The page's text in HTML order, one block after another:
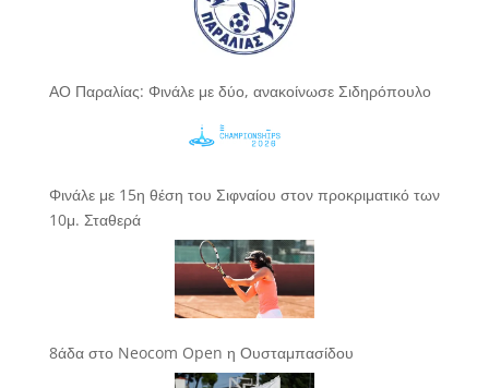
ΑΟ Παραλίας: Φινάλε με δύο, ανακοίνωσε Σιδηρόπουλο
Φινάλε με 15η θέση του Σιφναίου στον προκριματικό των
10μ. Σταθερά
8άδα στο Neocom Open η Ουσταμπασίδου